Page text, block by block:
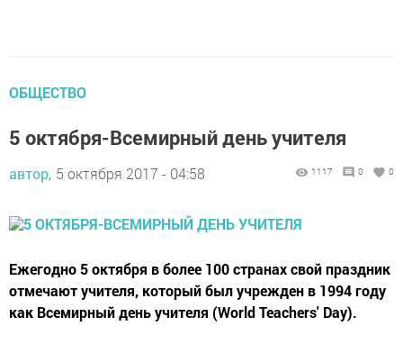
ОБЩЕСТВО
5 октября-Всемирный день учителя
автор, 5 октября 2017 - 04:58 1117 0 0
Ежегодно 5 октября в более 100 странах свой праздник
отмечают учителя, который был учрежден в 1994 году
как Всемирный день учителя (World Teachers' Day).